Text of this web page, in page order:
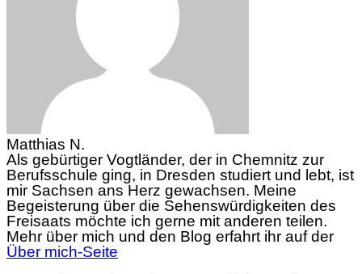
Matthias N.
Als gebürtiger Vogtländer, der in Chemnitz zur
Berufsschule ging, in Dresden studiert und lebt, ist
mir Sachsen ans Herz gewachsen. Meine
Begeisterung über die Sehenswürdigkeiten des
Freisaats möchte ich gerne mit anderen teilen.
Mehr über mich und den Blog erfahrt ihr auf der
Über mich-Seite